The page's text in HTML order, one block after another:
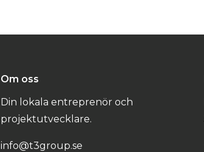
Om oss
Din lokala entreprenör och
projektutvecklare.
info@t3group.se